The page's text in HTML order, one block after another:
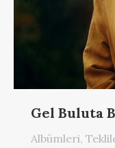
Gel Buluta
Albümleri,